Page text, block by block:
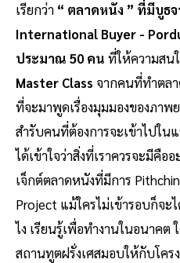
เรียกว่า “ ตลาดหนัง ” ที่มีบูธ
International Buyer -
ประมาณ 50 คน ที่ให้ความสน
Master Class จากคนที่ทำตล
ที่จะมาพูดเรื่องมุมมองของภา
สำรับคนที่ต้องการจะเข้าไปใน
ได้เข้าใจว่าสิ่งที่เราควรจะมีคือ
เจ็กต์ตลาดหนังที่มีการ
Project แม้ใครไม่เข้ารอบก็จะ
ไง เรียนรู้เพื่อทำงานในอนาคต
สถานทูตฝรั่งเศสมอบให้กับโคร